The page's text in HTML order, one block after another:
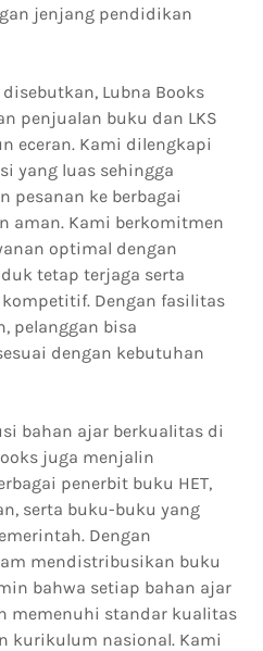
jenjang pendidikan
Lubna Books
penjualan buku dan LKS
eceran. Kami dilengkapi
yang luas sehingga
pesanan ke berbagai
aman. Kami berkomitmen
optimal dengan
tetap terjaga serta
Dengan fasilitas
pelanggan bisa
dengan kebutuhan
bahan ajar berkualitas di
juga menjalin
penerbit buku HET,
serta buku-buku yang
Dengan
mendistribusikan buku
bahwa setiap bahan ajar
memenuhi standar kualitas
kurikulum nasional. Kami